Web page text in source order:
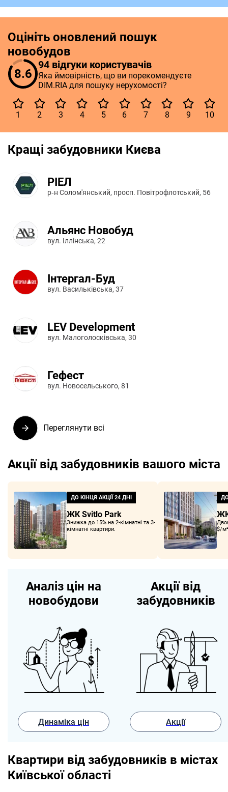
Оцініть оновлений пошук
новобудов
8.6
94 відгуки користувачів
Яка ймовірність, що ви порекомендуєте
DIM.RIA для пошуку нерухомості?
1 2 3 4 5 6 7 8 9 10
Кращі забудовники Києва
РІЕЛ
р‑н Солом'янський, просп. Повітрофлотський, 56
Альянс Новобуд
вул. Іллінська, 22
Інтергал-Буд
вул. Васильківська, 37
LEV Development
вул. Малоголосківська, 30
Гефест
вул. Новосельського, 81
Переглянути всі
Акції від забудовників вашого міста
ДО КІНЦЯ АКЦІЇ 24 ДНІ
ЖК Svitlo Park
Знижка до 15% на 2-кімнатні та 3-
кімнатні квартири.
$/
Аналіз цін на
новобудови
Динаміка цін
Акції від
забудовників
Акції
Квартири від забудовників в містах
Київської області